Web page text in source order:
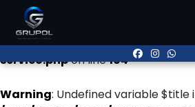
Warning
/mnt/dados/www/
servico.phpon line104
Warning: Undefined variable $title